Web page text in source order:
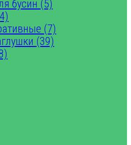
бусин (5)
(7)
(39)